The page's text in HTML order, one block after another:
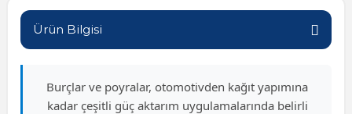
Rulman
Ürün Bilgisi
Burçlar ve poyralar, otomotivden kağıt yapımına
kadar çeşitli güç aktarım uygulamalarında belirli